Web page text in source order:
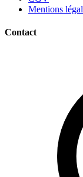
Mentions
Contact